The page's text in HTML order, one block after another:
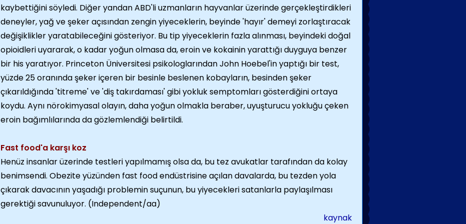
kaybettiğini söyledi. Diğer yandan ABD'li uzmanların hayvanlar üzerinde gerçekleştirdikleri
deneyler, yağ ve şeker açısından zengin yiyeceklerin, beyinde 'hayır' demeyi zorlaştıracak
değişiklikler yaratabileceğini gösteriyor. Bu tip yiyeceklerin fazla alınması, beyindeki doğal
opioidleri uyararak, o kadar yoğun olmasa da, eroin ve kokainin yarattığı duyguya benzer
bir his yaratıyor. Princeton Üniversitesi psikologlarından John Hoebel'in yaptığı bir test,
yüzde 25 oranında şeker içeren bir besinle beslenen kobayların, besinden şeker
çıkarıldığında 'titreme' ve 'diş takırdaması' gibi yokluk semptomları gösterdiğini ortaya
koydu. Aynı nörokimyasal olayın, daha yoğun olmakla beraber, uyuşturucu yokluğu çeken
eroin bağımlılarında da gözlemlendiği belirtildi.
Fast food'a karşı koz
Henüz insanlar üzerinde testleri yapılmamış olsa da, bu tez avukatlar tarafından da kolay
benimsendi. Obezite yüzünden fast food endüstrisine açılan davalarda, bu tezden yola
çıkarak davacının yaşadığı problemin suçunun, bu yiyecekleri satanlarla paylaşılması
gerektiği savunuluyor. (Independent/aa)
kaynak